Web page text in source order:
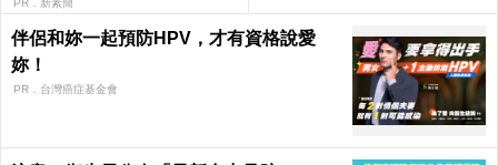
PR．新素簡
伴侶和妳一起預防HPV，才有資格說愛
妳！
PR．台灣癌症基金會